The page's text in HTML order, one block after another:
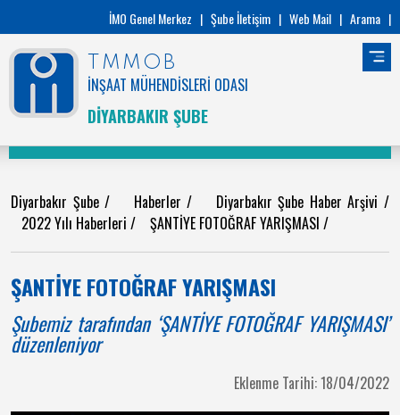
İMO Genel Merkez | Şube İletişim | Web Mail | Arama |
TMMOB
İNŞAAT MÜHENDİSLERİ ODASI
DİYARBAKIR ŞUBE
Diyarbakır Şube/ Haberler/ Diyarbakır Şube Haber Arşivi/
2022 Yılı Haberleri / ŞANTİYE FOTOĞRAF YARIŞMASI /
ŞANTİYE FOTOĞRAF YARIŞMASI
Şubemiz tarafından ‘ŞANTİYE FOTOĞRAF YARIŞMASI’
düzenleniyor
Eklenme Tarihi: 18/04/2022